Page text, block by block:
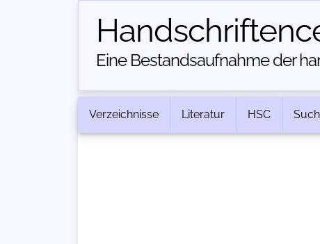
Eine Bestandsaufnahme der
Verzeichnisse Literatur HSC